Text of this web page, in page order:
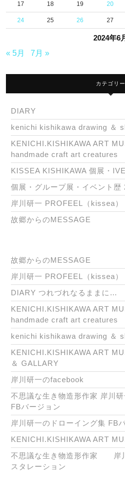
2024年6
17 18 19 20
24 25 26 27
« 5月 7月 »
カテゴリー
DIARY
kenichi kishikawa drawing ＆
KENICHI.KISHIKAWA ART
handmade craft art creatures
KISSEA KISHIKAWA 個展・
個展・グループ展・イベント歴
岸川研一 PROFEEL（kissea）
故郷からのMESSAGE
故郷からのMESSAGE
岸川研一 PROFEEL（kissea）
DIARY つれづれなるままに…
KENICHI.KISHIKAWA ART
handmade craft art creatures
kenichi kishikawa drawing ＆
KENICHI.KISHIKAWA ART
＆ GALLARY
岸川研一のfacebook
不思議な生き物造形作家 岸川
FBバージョン
岸川研一のドローイング集 FB
KENICHI.KISHIKAWA ART
不思議な生き物造形作家 岸
スタレーション